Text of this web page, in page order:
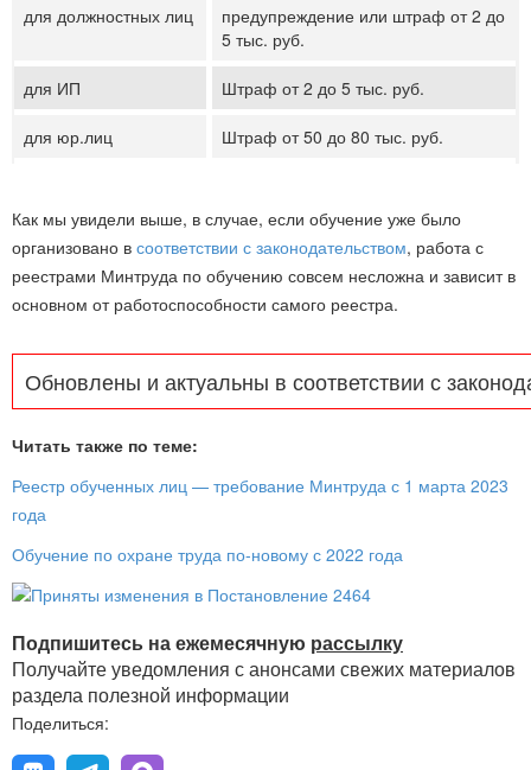
для должностных лиц
предупреждение или штраф от 2 до
5 тыс. руб.
для ИП Штраф от 2 до 5 тыс. руб.
для юр.лиц Штраф от 50 до 80 тыс. руб.
Как мы увидели выше, в случае, если обучение уже было
организовано в соответствии с законодательством, работа с
реестрами Минтруда по обучению совсем несложна и зависит в
основном от работоспособности самого реестра.
Обновлены и актуальны в соответствии с
Читать также по теме:
Реестр обученных лиц — требование Минтруда с 1 марта 2023
года
Обучение по охране труда по-новому с 2022 года
Подпишитесь на ежемесячную рассылку
Получайте уведомления с анонсами свежих материалов
раздела полезной информации
Поделиться: